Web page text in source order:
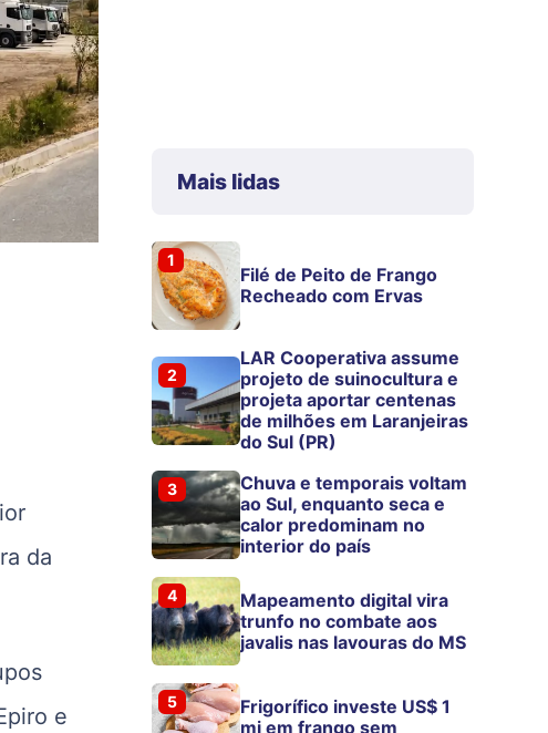
da
e
Mais lidas
1
Filé de Peito de Frango
Recheado com Ervas
2
LAR Cooperativa assume
projeto de suinocultura e
projeta aportar centenas
de milhões em Laranjeiras
do Sul (PR)
3
Chuva e temporais voltam
ao Sul, enquanto seca e
calor predominam no
interior do país
4
Mapeamento digital vira
trunfo no combate aos
javalis nas lavouras do MS
5
Frigorífico investe US$ 1
mi em frango sem